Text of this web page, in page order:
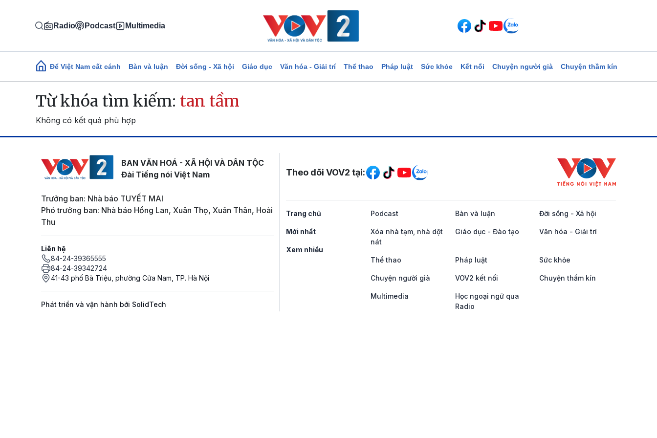
Radio Podcast Multimedia
Main navigation
Để Việt Nam cất cánh Bàn và luận Đời sống - Xã hội Giáo dục Văn hóa - Giải trí Thể thao Pháp luật Sức khỏe Kết nối Chuyện người già Chuyện thầm kín
Từ khóa tìm kiếm: tan tầm
Không có kết quả phù hợp
BAN VĂN HOÁ - XÃ HỘI VÀ DÂN TỘC
Đài Tiếng nói Việt Nam
Trưởng ban: Nhà báo TUYẾT MAI
Phó trưởng ban: Nhà báo Hồng Lan, Xuân Thọ, Xuân Thân, Hoài
Thu
Liên hệ
84-24-39365555
84-24-39342724
41-43 phố Bà Triệu, phường Cửa Nam, TP. Hà Nội
Phát triển và vận hành bởi SolidTech
Mạng xã hội
Theo dõi VOV2 tại:
Trang chủ
Mới nhất
Xem nhiều
Podcast Bàn và luận Đời sống - Xã hội
Xóa nhà tạm, nhà dột
nát
Giáo dục - Đào tạo Văn hóa - Giải trí
Thể thao Pháp luật Sức khỏe
Chuyện người già VOV2 kết nối Chuyện thầm kín
Multimedia
Học ngoại ngữ qua
Radio